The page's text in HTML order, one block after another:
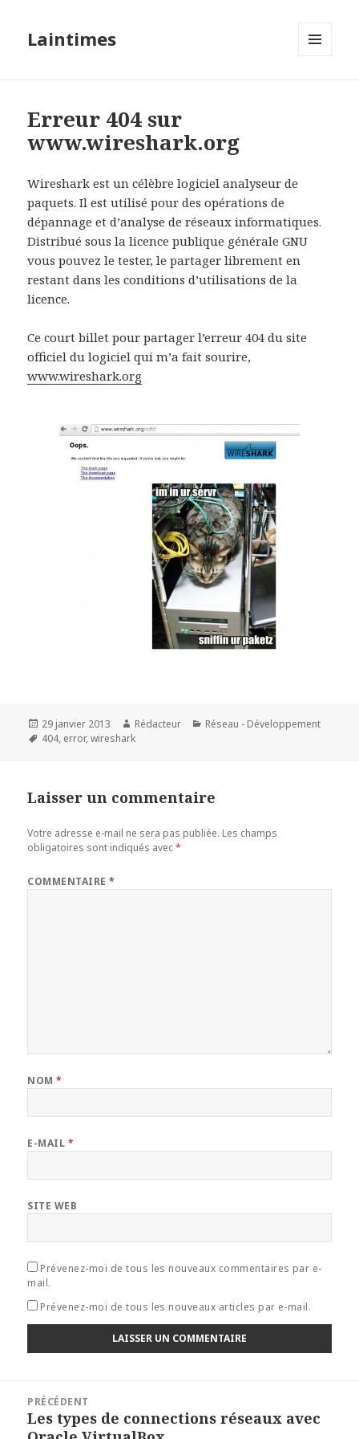
Laintimes
Erreur 404 sur
www.wireshark.org
Wireshark est un célèbre logiciel analyseur de
paquets. Il est utilisé pour des opérations de
dépannage et d’analyse de réseaux informatiques.
Distribué sous la licence publique générale GNU
vous pouvez le tester, le partager librement en
restant dans les conditions d’utilisations de la
licence.
Ce court billet pour partager l’erreur 404 du site
officiel du logiciel qui m’a fait sourire,
www.wireshark.org
Publié
le
29 janvier 2013 Auteur
Rédacteur Catégories
Réseau - Développement
Mots-
404, error,wireshark
Laisser un commentaire
Votre adresse e-mail ne sera pas publiée. Les champs
obligatoires sont indiqués avec*
COMMENTAIRE*
NOM*
E-MAIL *
SITE WEB
Prévenez-moi de tous les nouveaux commentaires par e-
mail.
Prévenez-moi de tous les nouveaux articles par e-mail.
l’article
PRÉCÉDENT
Article
Les types de connections réseaux avec